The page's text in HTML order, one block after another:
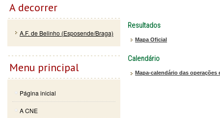
Resultados
Mapa Oficial
Calendário
Mapa-calendário das operações
A decorrer
A.F. de Belinho (Esposende/Braga)
Menu principal
Página inicial
A CNE